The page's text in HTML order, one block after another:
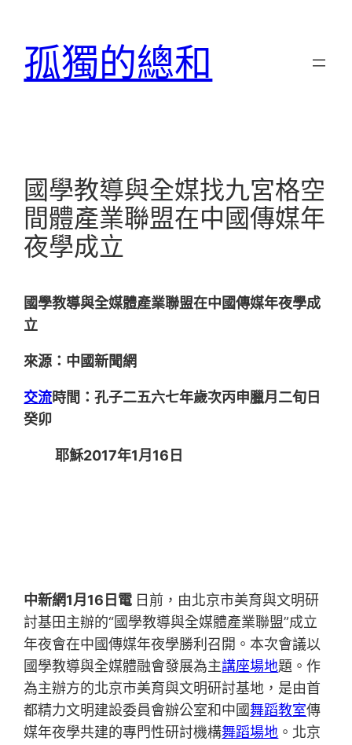
孤獨的總和
國學教導與全媒找九宮格空
間體產業聯盟在中國傳媒年
夜學成立
國學教導與全媒體產業聯盟在中國傳媒年夜學成
立
來源：中國新聞網
交流時間：孔子二五六七年歲次丙申臘月二旬日
癸卯
耶穌2017年1月16日
中新網1月16日電 日前，由北京市美育與文明研
討基田主辦的“國學教導與全媒體產業聯盟”成立
年夜會在中國傳媒年夜學勝利召開。本次會議以
國學教導與全媒體融會發展為主講座場地題。作
為主辦方的北京市美育與文明研討基地，是由首
都精力文明建設委員會辦公室和中國舞蹈教室傳
媒年夜學共建的專門性研討機構舞蹈場地 。北京